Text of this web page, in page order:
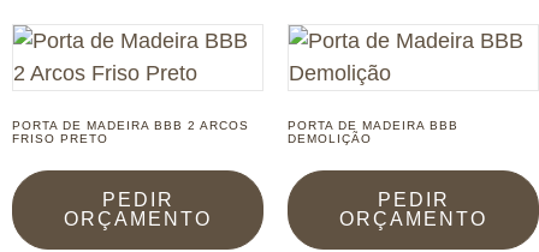
PORTA DE MADEIRA BBB 2 ARCOS
FRISO PRETO
PEDIR
ORÇAMENTO
PORTA DE MADEIRA BBB
DEMOLIÇÃO
PEDIR
ORÇAMENTO